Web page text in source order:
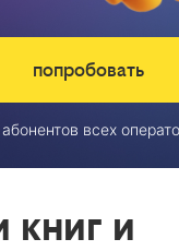
попробовать
всех
книг и